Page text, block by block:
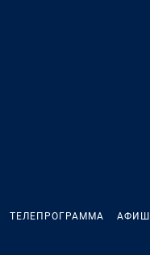
ТЕЛЕПРОГРАММА